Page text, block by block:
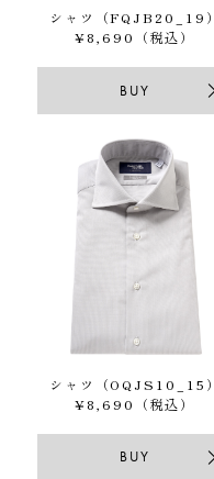
シャツ（FQJB20_19）
¥8,690（税込）
BUY
シャツ（OQJS10_15）
¥8,690（税込）
BUY